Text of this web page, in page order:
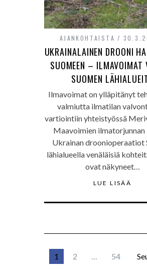
AJANKOHTAISTA
UKRAINALAINEN DROONI
SUOMEEN – ILMAVOIMAT
SUOMEN
Ilmavoimat on ylläpitänyt
valmiutta ilmatilan
vartiointiin yhteistyössä
Maavoimien ilmatorjunnan
Ukrainan droonioperaatiot
lähialueella venäläisiä
ovat näkyneet…
LUE LISÄÄ
1 2 … 54